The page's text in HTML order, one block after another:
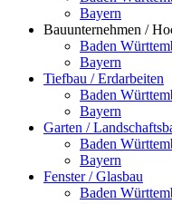
Bayern
Bauunternehmen /
Baden
Bayern
Tiefbau / Erdarbeiten
Baden
Bayern
Garten /
Baden
Bayern
Fenster / Glasbau
Baden